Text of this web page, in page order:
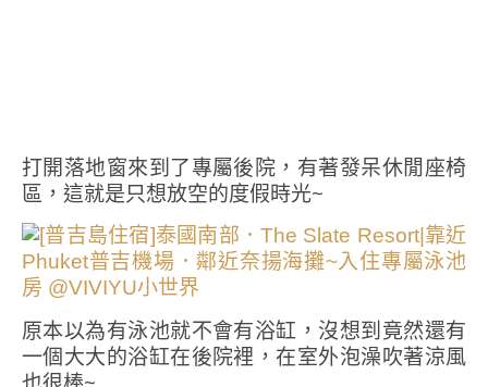
打開落地窗來到了專屬後院，有著發呆休閒座椅
區，這就是只想放空的度假時光~
原本以為有泳池就不會有浴缸，沒想到竟然還有
一個大大的浴缸在後院裡，在室外泡澡吹著涼風